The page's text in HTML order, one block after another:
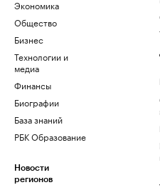
Экономика
Общество
Бизнес
Технологии и
медиа
Финансы
Биографии
База знаний
РБК Образование
Новости
регионов